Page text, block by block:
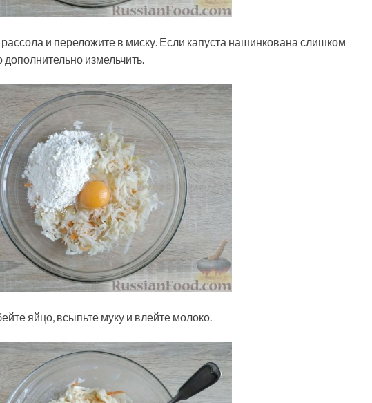
и переложите в миску. Если капуста нашинкована слишком
измельчить.
яйцо, всыпьте муку и влейте молоко.